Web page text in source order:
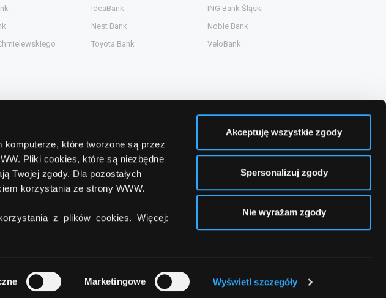
komputerze, które tworzone są przez
Pliki cookies, które są niezbędne
Twojej zgody. Dla pozostałych
korzystania ze strony WWW.
z plików cookies. Więcej:
Marketingowe Wyświetl szczegóły
Akceptuję wszystkie zgody
Spersonalizuj zgody
Nie wyrażam zgody
IdeaBank
ING Bank Śląski
Nest Bank
Noble Bank
Toyota Bank
VeloBank
S.A.
13(wejście C)
+48 22 642 91 19